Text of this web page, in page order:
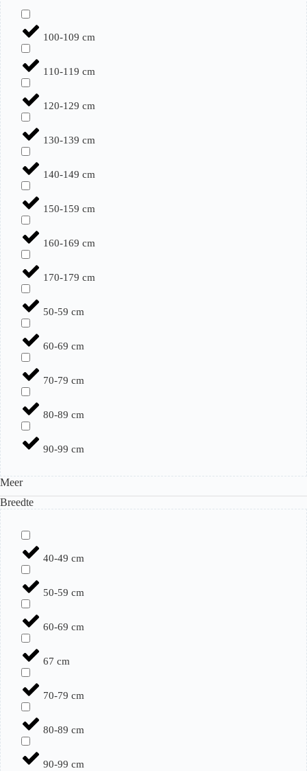
100-109 cm
110-119 cm
120-129 cm
130-139 cm
140-149 cm
150-159 cm
160-169 cm
170-179 cm
50-59 cm
60-69 cm
70-79 cm
80-89 cm
90-99 cm
Meer
Breedte
40-49 cm
50-59 cm
60-69 cm
67 cm
70-79 cm
80-89 cm
90-99 cm